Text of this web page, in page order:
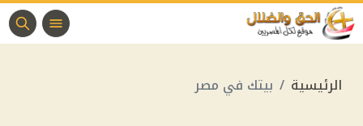
الرئيسية بيتك في مصر